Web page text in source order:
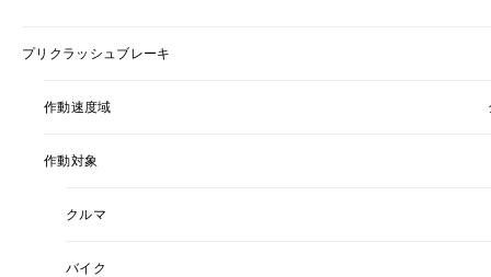
プリクラッシュブレーキ
作動速度域
作動対象
クルマ
バイク